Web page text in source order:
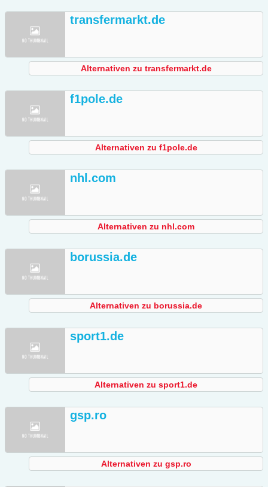
transfermarkt.de
Alternativen zu transfermarkt.de
f1pole.de
Alternativen zu f1pole.de
nhl.com
Alternativen zu nhl.com
borussia.de
Alternativen zu borussia.de
sport1.de
Alternativen zu sport1.de
gsp.ro
Alternativen zu gsp.ro